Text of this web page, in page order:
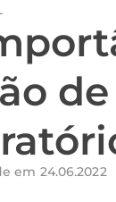
em 24.06.2022